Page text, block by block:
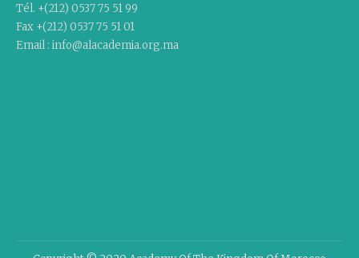
Tél. +(212) 0537 75 51 99
Fax +(212) 0537 75 51 01
Email : info@alacademia.org.ma